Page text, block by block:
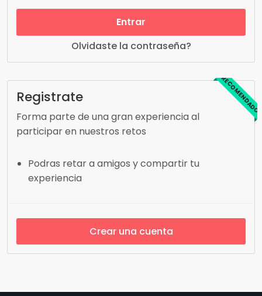
Entrar
Olvidaste la contraseña?
RECOMENDADO
Registrate
Forma parte de una gran experiencia al
participar en nuestros retos
Podras retar a amigos y compartir tu
experiencia
Crear una cuenta